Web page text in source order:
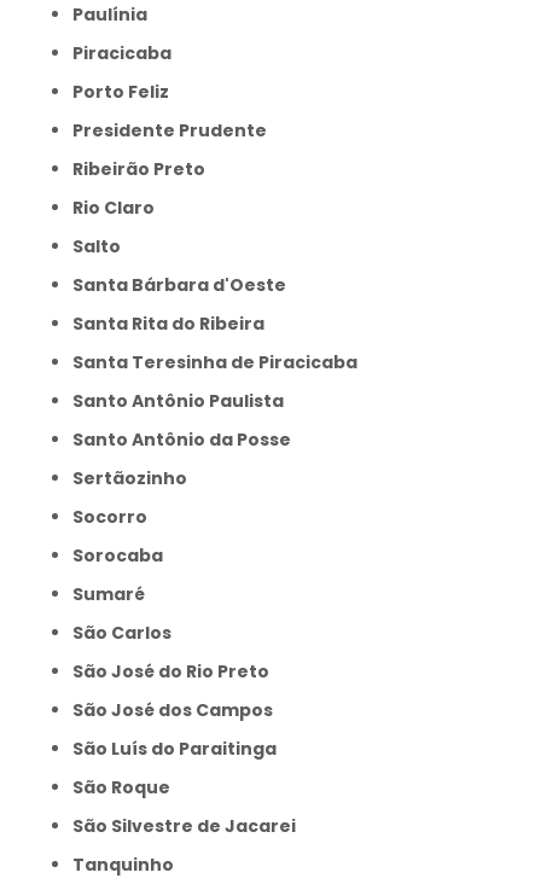
Paulínia
Piracicaba
Porto Feliz
Presidente Prudente
Ribeirão Preto
Rio Claro
Salto
Santa Bárbara d'Oeste
Santa Rita do Ribeira
Santa Teresinha de Piracicaba
Santo Antônio Paulista
Santo Antônio da Posse
Sertãozinho
Socorro
Sorocaba
Sumaré
São Carlos
São José do Rio Preto
São José dos Campos
São Luís do Paraitinga
São Roque
São Silvestre de Jacarei
Tanquinho